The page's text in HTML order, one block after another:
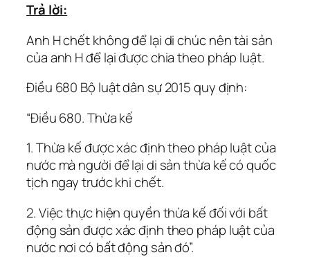
Trả lời:
Anh H chết không để lại di chúc nên tài sản
của anh H để lại được chia theo pháp luật.
Điều 680 Bộ luật dân sự 2015 quy định:
“Điều 680. Thừa kế
1. Thừa kế được xác định theo pháp luật của
nước mà người để lại di sản thừa kế có quốc
tịch ngay trước khi chết.
2. Việc thực hiện quyền thừa kế đối với bất
động sản được xác định theo pháp luật của
nước nơi có bất động sản đó”.